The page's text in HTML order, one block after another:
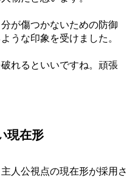
が傷つかないための防御
うな印象を受けました。
れるといいですね。頑張
現在形
人公視点の現在形が採用さ